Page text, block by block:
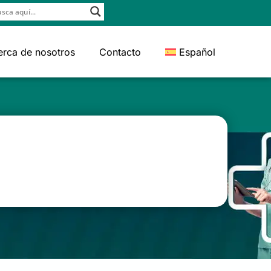
de nosotros Contacto Español